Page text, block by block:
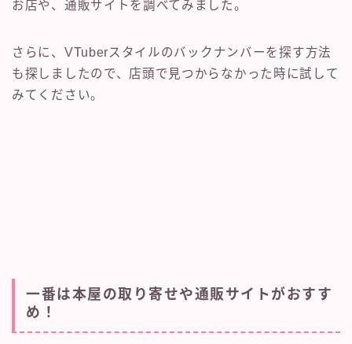
お店や、通販サイトを調べてみました。
さらに、VTuberスタイルのバックナンバーを探す方法
も探しましたので、店頭で見つからなかった時に試して
みてください。
一番は本屋の取り寄せや通販サイトがおすす
め！